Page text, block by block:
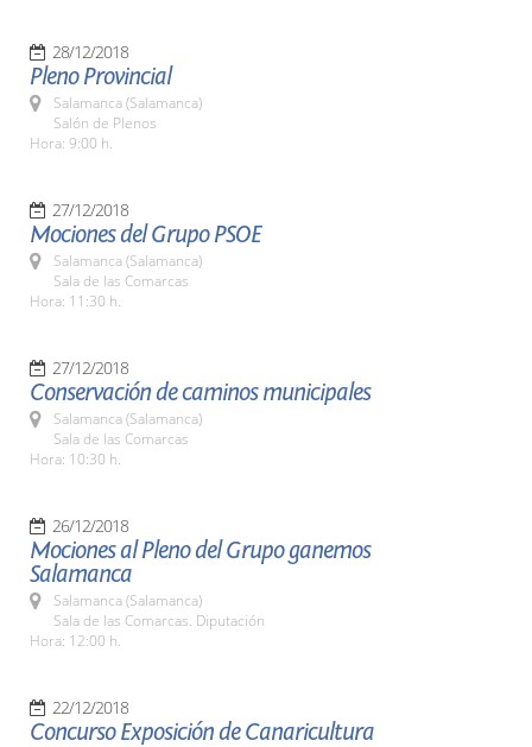
28/12/2018
Pleno Provincial
Salamanca (Salamanca)
Salón de Plenos
Hora: 9:00 h.
27/12/2018
Mociones del Grupo PSOE
Salamanca (Salamanca)
Sala de las Comarcas
Hora: 11:30 h.
27/12/2018
Conservación de caminos municipales
Salamanca (Salamanca)
Sala de las Comarcas
Hora: 10:30 h.
26/12/2018
Mociones al Pleno del Grupo ganemos
Salamanca
Salamanca (Salamanca)
Sala de las Comarcas. Diputación
Hora: 12:00 h.
22/12/2018
Concurso Exposición de Canaricultura